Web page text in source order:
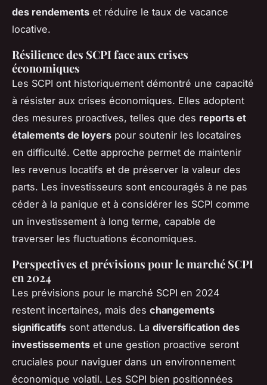
des rendements et réduire le taux de vacance
locative.
Résilience des SCPI face aux crises
économiques
Les SCPI ont historiquement démontré une capacité
à résister aux crises économiques. Elles adoptent
des mesures proactives, telles que des reports et
étalements de loyers pour soutenir les locataires
en difficulté. Cette approche permet de maintenir
les revenus locatifs et de préserver la valeur des
parts. Les investisseurs sont encouragés à ne pas
céder à la panique et à considérer les SCPI comme
un investissement à long terme, capable de
traverser les fluctuations économiques.
Perspectives et prévisions pour le marché SCPI
en 2024
Les prévisions pour le marché SCPI en 2024
restent incertaines, mais des changements
significatifs sont attendus. La diversification des
investissements et une gestion proactive seront
cruciales pour naviguer dans un environnement
économique volatil. Les SCPI bien positionnées